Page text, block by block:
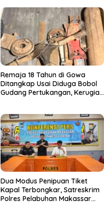
Remaja 18 Tahun di Gowa
Ditangkap Usai Diduga Bobol
Gudang Pertukangan, Kerugian
Dua Modus Penipuan Tiket
Kapal Terbongkar, Satreskrim
Polres Pelabuhan Makassar